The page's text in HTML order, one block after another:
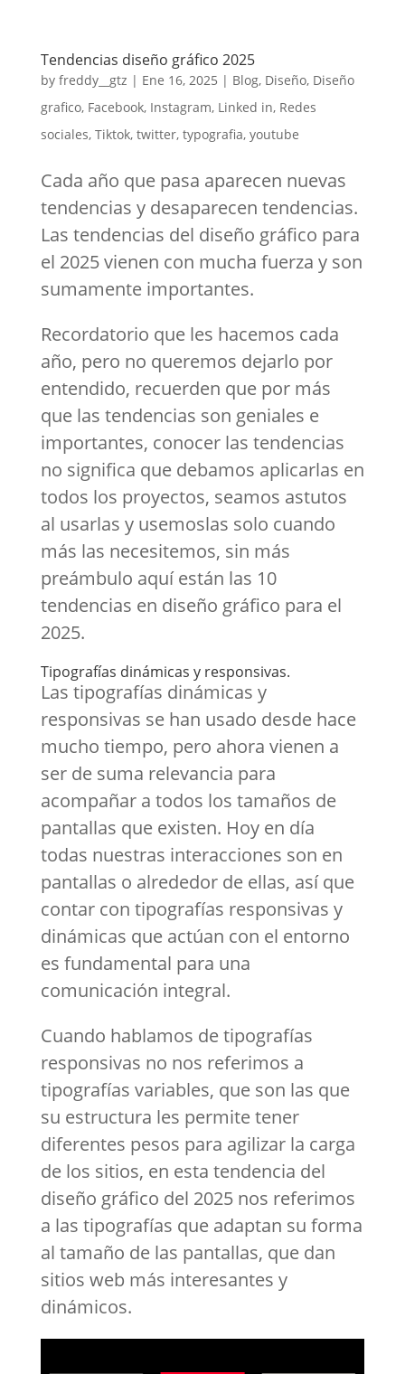
Tendencias diseño gráfico 2025
by freddy__gtz | Ene 16, 2025 | Blog, Diseño, Diseño
grafico, Facebook, Instagram, Linked in, Redes
sociales, Tiktok, twitter, typografia, youtube
Cada año que pasa aparecen nuevas
tendencias y desaparecen tendencias.
Las tendencias del diseño gráfico para
el 2025 vienen con mucha fuerza y son
sumamente importantes.
Recordatorio que les hacemos cada
año, pero no queremos dejarlo por
entendido, recuerden que por más
que las tendencias son geniales e
importantes, conocer las tendencias
no significa que debamos aplicarlas en
todos los proyectos, seamos astutos
al usarlas y usemoslas solo cuando
más las necesitemos, sin más
preámbulo aquí están las 10
tendencias en diseño gráfico para el
2025.
Tipografías dinámicas y responsivas.
Las tipografías dinámicas y
responsivas se han usado desde hace
mucho tiempo, pero ahora vienen a
ser de suma relevancia para
acompañar a todos los tamaños de
pantallas que existen. Hoy en día
todas nuestras interacciones son en
pantallas o alrededor de ellas, así que
contar con tipografías responsivas y
dinámicas que actúan con el entorno
es fundamental para una
comunicación integral.
Cuando hablamos de tipografías
responsivas no nos referimos a
tipografías variables, que son las que
su estructura les permite tener
diferentes pesos para agilizar la carga
de los sitios, en esta tendencia del
diseño gráfico del 2025 nos referimos
a las tipografías que adaptan su forma
al tamaño de las pantallas, que dan
sitios web más interesantes y
dinámicos.